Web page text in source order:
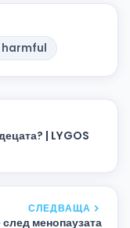
harmful
| LYGOS
СЛЕДВАЩА
менопаузата